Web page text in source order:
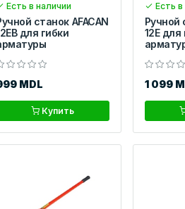
Есть в наличии
станок AFACAN
для гибки
MDL
Купить
Есть в
Ручной
12Е для
1 099